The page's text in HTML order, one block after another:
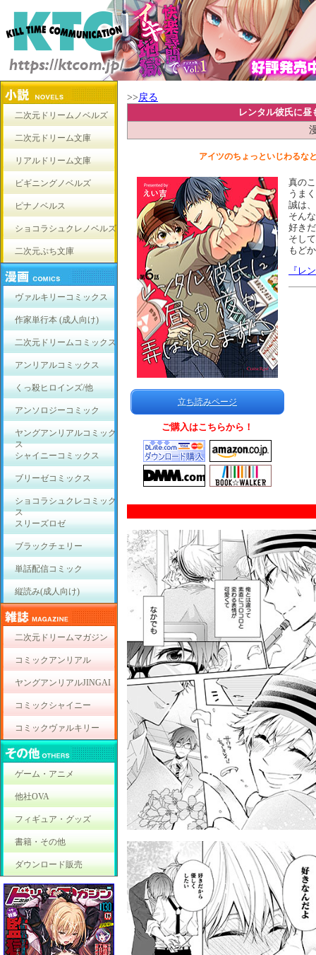
二次元ドリームノベルズ
二次元ドリーム文庫
リアルドリーム文庫
ビギニングノベルズ
ピナノベルス
ショコラシュクレノベルズ
二次元ぷち文庫
ヴァルキリーコミックス
作家単行本 (成人向け)
二次元ドリームコミックス
アンリアルコミックス
くっ殺ヒロインズ/他
アンソロジーコミック
ヤングアンリアルコミック
ス
シャイニーコミックス
ブリーゼコミックス
ショコラシュクレコミック
ス
スリーズロゼ
ブラックチェリー
単話配信コミック
縦読み(成人向け)
二次元ドリームマガジン
コミックアンリアル
ヤングアンリアルJINGAI
コミックシャイニー
コミックヴァルキリー
ゲーム・アニメ
他社OVA
フィギュア・グッズ
書籍・その他
ダウンロード販売
>>戻る
レンタル彼氏に昼
アイツのちょっといじわる
立ち読みページ
ご購入はこちらから！
真の
うま
誠は
そん
好き
そし
もど
『レ